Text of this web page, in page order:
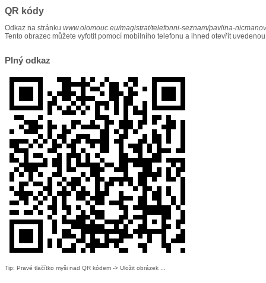
QR kódy
Odkaz na stránku www.olomouc.eu/magistrat/telefonni-seznam/pavlina-
Tento obrazec můžete vyfotit pomocí mobilního telefonu a ihned otevřít
Plný odkaz
Tip: Pravé tlačítko myši nad QR kódem -> Uložit obrázek ...